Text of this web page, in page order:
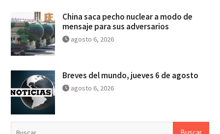
China saca pecho nuclear a modo de
mensaje para sus adversarios
agosto 6, 2026
Breves del mundo, jueves 6 de agosto
agosto 6, 2026